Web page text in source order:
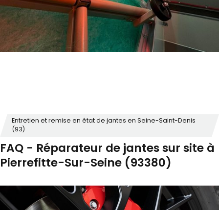
FAQ - Réparateur de jantes sur site à
Pierrefitte-Sur-Seine (93380)
Entretien et remise en état de jantes en Seine-Saint-Denis
(93)